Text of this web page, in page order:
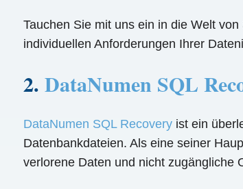
Tauchen Sie mit uns ein in die Welt
individuellen Anforderungen Ihrer
2. DataNumen SQL
DataNumen SQL Recoveryist ein
Datenbankdateien. Als eine seiner
verlorene Daten und nicht zugängliche